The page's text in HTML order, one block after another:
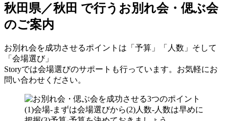
秋田県／秋田 で行う お別れ会・偲ぶ会
のご案内
お別れ会を成功させるポイントは「予算」「人数」そして
「会場選び」
Storyでは会場選びのサポートも行っています。お気軽にお
問い合わせください。